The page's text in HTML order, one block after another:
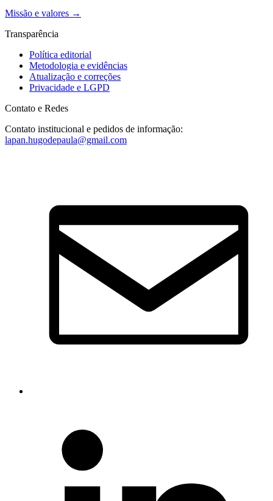
Missão e valores →
Transparência
Política editorial
Metodologia e evidências
Atualização e correções
Privacidade e LGPD
Contato e Redes
Contato institucional e pedidos de informação:
lapan.hugodepaula@gmail.com